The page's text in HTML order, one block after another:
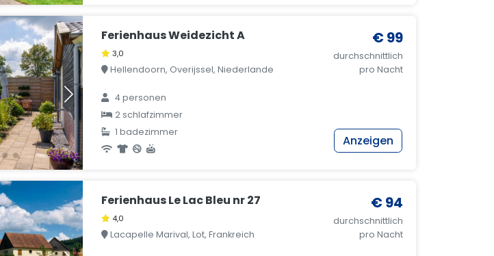
Ferienhaus Weidezicht A
3,0
Hellendoorn, Overijssel, Niederlande
4 personen
2 schlafzimmer
1 badezimmer
€ 99
durchschnittlich
pro Nacht
Anzeigen
Ferienhaus Le Lac Bleu nr 27
4,0
Lacapelle Marival, Lot, Frankreich
€ 94
durchschnittlich
pro Nacht